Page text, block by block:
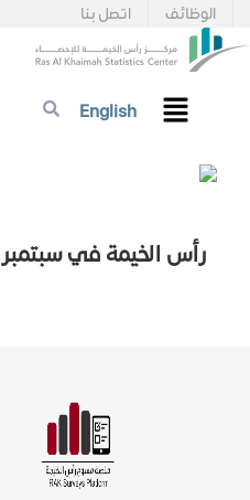
اتصل بنا الوظائف
English
رأس الخيمة في سبتمبر 2025